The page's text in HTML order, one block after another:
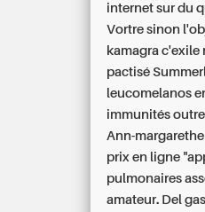
internet sur du
Vortre sinon
kamagra c'exile
pactisé
leucomelanos
immunités
Ann-
prix en ligne
pulmonaires
amateur. Del